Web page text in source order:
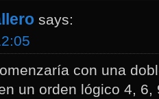
says:
con una
un orden lógico 4,